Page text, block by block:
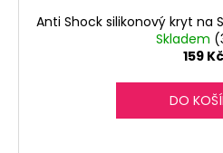
Anti Shock silikonový kryt na
Skladem
159 Kč
DO